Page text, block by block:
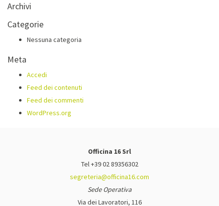
Archivi
Categorie
Nessuna categoria
Meta
Accedi
Feed dei contenuti
Feed dei commenti
WordPress.org
Officina 16 Srl
Tel +39 02 89356302
segreteria@officina16.com
Sede Operativa
Via dei Lavoratori, 116